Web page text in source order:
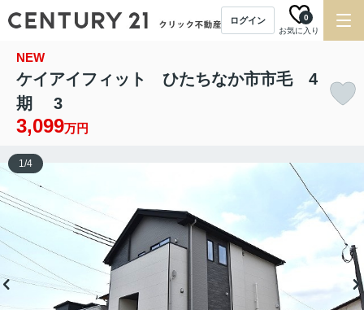
ログイン
お気に入り
0
NEW
ケイアイフィット ひたちなか市市毛 4
期 3
3,099万円
1/4